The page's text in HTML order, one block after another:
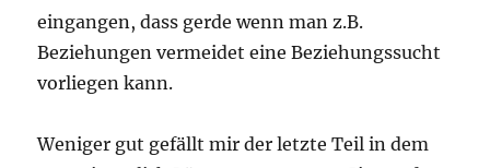
eingangen, dass gerde wenn man z.B.
Beziehungen vermeidet eine Beziehungssucht
vorliegen kann.
Weniger gut gefällt mir der letzte Teil in dem